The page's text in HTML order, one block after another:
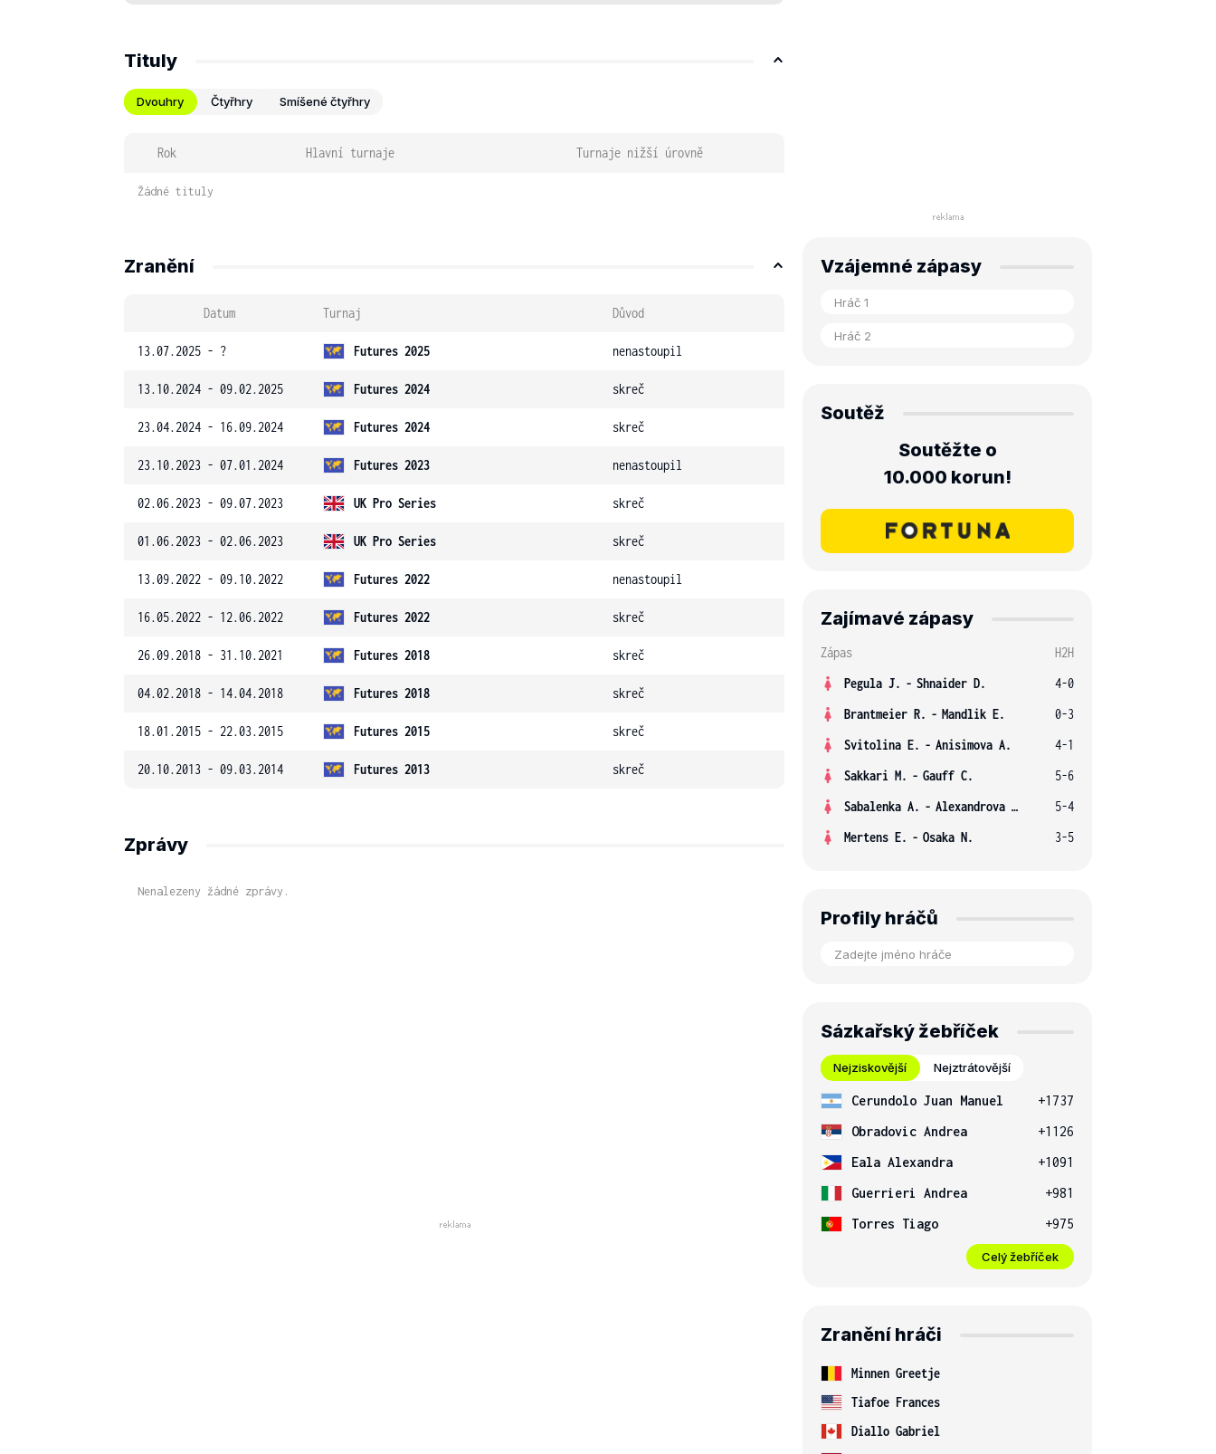
Tituly
Dvouhry Čtyřhry Smíšené čtyřhry
Rok Hlavní turnaje Turnaje nižší úrovně
Žádné tituly
Zranění
Datum Turnaj Důvod
13.07.2025 - ? Futures 2025 nenastoupil
13.10.2024 - 09.02.2025 Futures 2024 skreč
23.04.2024 - 16.09.2024 Futures 2024 skreč
23.10.2023 - 07.01.2024 Futures 2023 nenastoupil
02.06.2023 - 09.07.2023 UK Pro Series skreč
01.06.2023 - 02.06.2023 UK Pro Series skreč
13.09.2022 - 09.10.2022 Futures 2022 nenastoupil
16.05.2022 - 12.06.2022 Futures 2022 skreč
26.09.2018 - 31.10.2021 Futures 2018 skreč
04.02.2018 - 14.04.2018 Futures 2018 skreč
18.01.2015 - 22.03.2015 Futures 2015 skreč
20.10.2013 - 09.03.2014 Futures 2013 skreč
Zprávy
Nenalezeny žádné zprávy.
Vzájemné zápasy
Soutěž
Soutěžte o
10.000 korun!
Zajímavé zápasy
Zápas
H2H
Pegula J. - Shnaider D.
4-0
Brantmeier R. - Mandlik E.
0-3
Svitolina E. - Anisimova A.
4-1
Sakkari M. - Gauff C.
5-6
Sabalenka A. - Alexandrova E.
5-4
Mertens E. - Osaka N. 3-5
Profily hráčů
Sázkařský žebříček
Nejziskovější Nejztrátovější
Cerundolo Juan Manuel
+1737
Obradovic Andrea
+1126
Eala Alexandra
+1091
Guerrieri Andrea
+981
Torres Tiago
+975
Celý žebříček
Zranění hráči
Minnen Greetje
Tiafoe Frances
Diallo Gabriel